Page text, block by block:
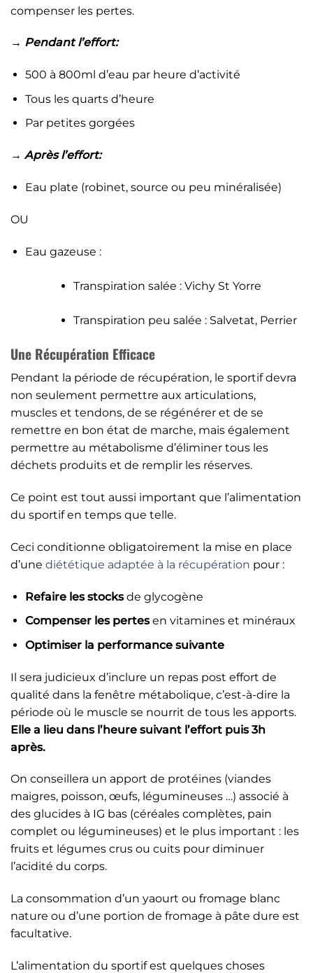
compenser les pertes.
→ Pendant l’effort:
500 à 800ml d’eau par heure d’activité
Tous les quarts d’heure
Par petites gorgées
→ Après l’effort:
Eau plate (robinet, source ou peu minéralisée)
OU
Eau gazeuse :
Transpiration salée : Vichy St Yorre
Transpiration peu salée : Salvetat, Perrier
Une Récupération Efficace
Pendant la période de récupération, le sportif devra
non seulement permettre aux articulations,
muscles et tendons, de se régénérer et de se
remettre en bon état de marche, mais également
permettre au métabolisme d’éliminer tous les
déchets produits et de remplir les réserves.
Ce point est tout aussi important que l’alimentation
du sportif en temps que telle.
Ceci conditionne obligatoirement la mise en place
d’une diététique adaptée à la récupération pour :
Refaire les stocksde glycogène
Compenser les pertesen vitamines et minéraux
Optimiser la performance suivante
Il sera judicieux d’inclure un repas post effort de
qualité dans la fenêtre métabolique, c’est-à-dire la
période où le muscle se nourrit de tous les apports.
Elle a lieu dans l’heure suivant l’effort puis 3h
après.
On conseillera un apport de protéines (viandes
maigres, poisson, œufs, légumineuses …) associé à
des glucides à IG bas (céréales complètes, pain
complet ou légumineuses) et le plus important : les
fruits et légumes crus ou cuits pour diminuer
l’acidité du corps.
La consommation d’un yaourt ou fromage blanc
nature ou d’une portion de fromage à pâte dure est
facultative.
L’alimentation du sportif est quelques choses